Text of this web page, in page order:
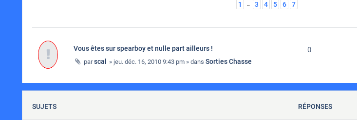
1 … 3 4 5 6 7
Vous êtes sur spearboy et nulle part ailleurs !
parscal » jeu. déc. 16, 2010 9:43 pm » dans Sorties Chasse
0
SUJETS RÉPONSES